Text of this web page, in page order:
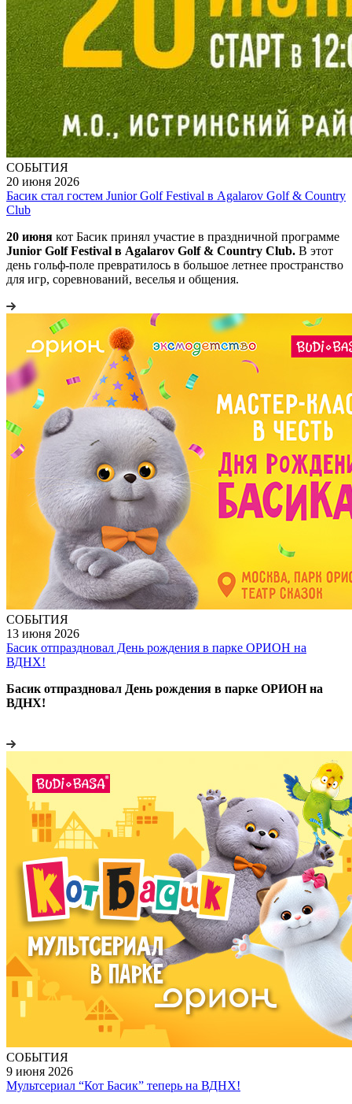
СОБЫТИЯ
20 июня 2026
Басик стал гостем Junior Golf Festival в Agalarov Golf & Country
Club
20 июня кот Басик принял участие в праздничной программе
Junior Golf Festival в Agalarov Golf & Country Club. В этот
день гольф-поле превратилось в большое летнее пространство
для игр, соревнований, веселья и общения.
СОБЫТИЯ
13 июня 2026
Басик отпраздновал День рождения в парке ОРИОН на
ВДНХ!
Басик отпраздновал День рождения в парке ОРИОН на
ВДНХ!
СОБЫТИЯ
9 июня 2026
Мультсериал “Кот Басик” теперь на ВДНХ!